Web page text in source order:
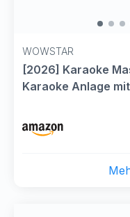
WOWSTAR
[2026] Karaoke
Karaoke Anlage
für Erwachsene
Geburtstag PA